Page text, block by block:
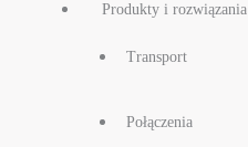
Produkty i rozwiązania
Transport
Połączenia